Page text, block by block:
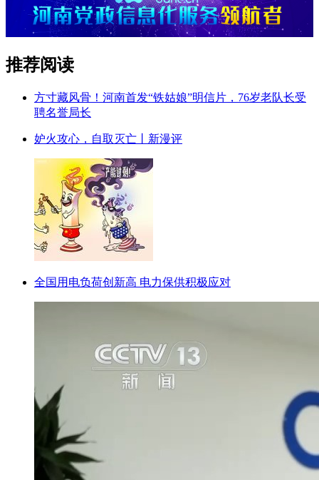
推荐阅读
方寸藏风骨！河南首发“铁姑娘”明信片，76岁老队长受
聘名誉局长
妒火攻心，自取灭亡丨新漫评
全国用电负荷创新高 电力保供积极应对